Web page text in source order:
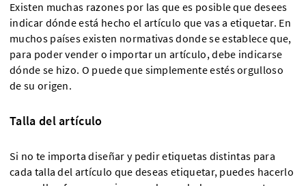
Existen muchas razones por las que es posible que desees
indicar dónde está hecho el artículo que vas a etiquetar. En
muchos países existen normativas donde se establece que,
para poder vender o importar un artículo, debe indicarse
dónde se hizo. O puede que simplemente estés orgulloso
de su origen.
Talla del artículo
Si no te importa diseñar y pedir etiquetas distintas para
cada talla del artículo que deseas etiquetar, puedes hacerlo